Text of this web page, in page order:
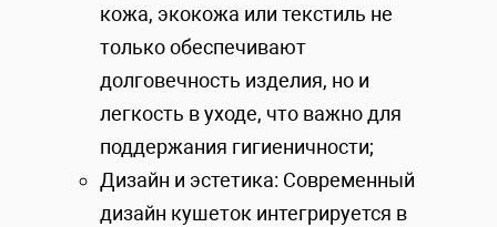
кожа, экокожа или текстиль не
только обеспечивают
долговечность изделия, но и
легкость в уходе, что важно для
поддержания гигиеничности;
Дизайн и эстетика: Современный
дизайн кушеток интегрируется в